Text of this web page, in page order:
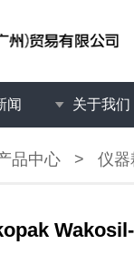
闻 关于我们
品中心 > 仪器